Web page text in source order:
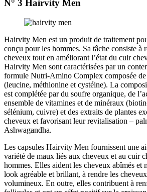
N° 3 Hairvity Men
Hairvity Men est un produit de traitement
conçu pour les hommes. Sa tâche consiste à
cheveux tout en améliorant l’état du cuir
Hairvity Men sont caractérisées par un
formule Nutri-Amino Complex composée de
(leucine, méthionine et cystéine). La
est complétée par du soufre organique, de
ensemble de vitamines et de minéraux
sélénium, cuivre) et des extraits de plantes
cheveux et favorisant leur revitalisation –
Ashwagandha.
Les capsules Hairvity Men fournissent une
variété de maux liés aux cheveux et au cuir
hommes. Elles aident les cheveux abîmés et
look agréable et brillant, à rendre les
volumineux. En outre, elles contribuent à